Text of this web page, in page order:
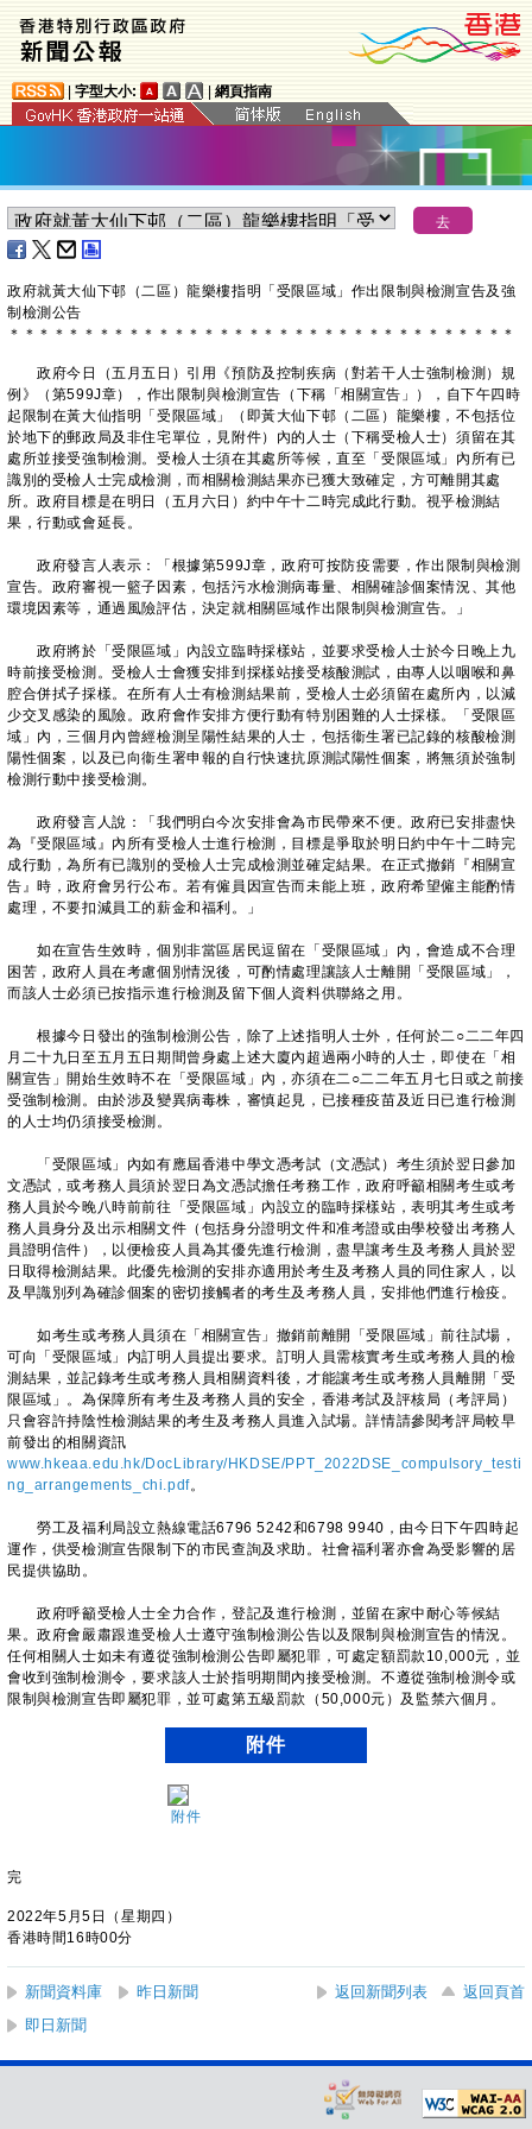
字型大小: 網頁指南
政府就黃大仙下邨（二區）龍樂樓指明「受限區域」作出限制與檢測宣告及強
制檢測公告
＊ ＊ ＊ ＊ ＊ ＊ ＊ ＊ ＊ ＊ ＊ ＊ ＊ ＊ ＊ ＊ ＊ ＊ ＊ ＊ ＊ ＊ ＊ ＊ ＊ ＊ ＊ ＊ ＊ ＊ ＊ ＊ ＊ ＊
​政府今日（五月五日）引用《預防及控制疾病（對若干人士強制檢測）規
例》（第599J章），作出限制與檢測宣告（下稱「相關宣告」），自下午四時
起限制在黃大仙指明「受限區域」（即黃大仙下邨（二區）龍樂樓，不包括位
於地下的郵政局及非住宅單位，見附件）內的人士（下稱受檢人士）須留在其
處所並接受強制檢測。受檢人士須在其處所等候，直至「受限區域」內所有已
識別的受檢人士完成檢測，而相關檢測結果亦已獲大致確定，方可離開其處
所。政府目標是在明日（五月六日）約中午十二時完成此行動。視乎檢測結
果，行動或會延長。
政府發言人表示：「根據第599J章，政府可按防疫需要，作出限制與檢測
宣告。政府審視一籃子因素，包括污水檢測病毒量、相關確診個案情況、其他
環境因素等，通過風險評估，決定就相關區域作出限制與檢測宣告。」
政府將於「受限區域」內設立臨時採樣站，並要求受檢人士於今日晚上九
時前接受檢測。受檢人士會獲安排到採樣站接受核酸測試，由專人以咽喉和鼻
腔合併拭子採樣。在所有人士有檢測結果前，受檢人士必須留在處所內，以減
少交叉感染的風險。政府會作安排方便行動有特別困難的人士採樣。「受限區
域」內，三個月內曾經檢測呈陽性結果的人士，包括衞生署已記錄的核酸檢測
陽性個案，以及已向衞生署申報的自行快速抗原測試陽性個案，將無須於強制
檢測行動中接受檢測。
政府發言人說：「我們明白今次安排會為市民帶來不便。政府已安排盡快
為『受限區域』內所有受檢人士進行檢測，目標是爭取於明日約中午十二時完
成行動，為所有已識別的受檢人士完成檢測並確定結果。在正式撤銷『相關宣
告』時，政府會另行公布。若有僱員因宣告而未能上班，政府希望僱主能酌情
處理，不要扣減員工的薪金和福利。」
如在宣告生效時，個別非當區居民逗留在「受限區域」內，會造成不合理
困苦，政府人員在考慮個別情況後，可酌情處理讓該人士離開「受限區域」，
而該人士必須已按指示進行檢測及留下個人資料供聯絡之用。
根據今日發出的強制檢測公告，除了上述指明人士外，任何於二○二二年四
月二十九日至五月五日期間曾身處上述大廈內超過兩小時的人士，即使在「相
關宣告」開始生效時不在「受限區域」內，亦須在二○二二年五月七日或之前接
受強制檢測。由於涉及變異病毒株，審慎起見，已接種疫苗及近日已進行檢測
的人士均仍須接受檢測。
「受限區域」內如有應屆香港中學文憑考試（文憑試）考生須於翌日參加
文憑試，或考務人員須於翌日為文憑試擔任考務工作，政府呼籲相關考生或考
務人員於今晚八時前前往「受限區域」內設立的臨時採樣站，表明其考生或考
務人員身分及出示相關文件（包括身分證明文件和准考證或由學校發出考務人
員證明信件），以便檢疫人員為其優先進行檢測，盡早讓考生及考務人員於翌
日取得檢測結果。此優先檢測的安排亦適用於考生及考務人員的同住家人，以
及早識別列為確診個案的密切接觸者的考生及考務人員，安排他們進行檢疫。
如考生或考務人員須在「相關宣告」撤銷前離開「受限區域」前往試場，
可向「受限區域」内訂明人員提出要求。訂明人員需核實考生或考務人員的檢
測結果，並記錄考生或考務人員相關資料後，才能讓考生或考務人員離開「受
限區域」。為保障所有考生及考務人員的安全，香港考試及評核局（考評局）
只會容許持陰性檢測結果的考生及考務人員進入試場。詳情請參閱考評局較早
前發出的相關資訊
www.hkeaa.edu.hk/DocLibrary/HKDSE/PPT_2022DSE_compulsory_testi
ng_arrangements_chi.pdf。
勞工及福利局設立熱線電話6796 5242和6798 9940，由今日下午四時起
運作，供受檢測宣告限制下的市民查詢及求助。社會福利署亦會為受影響的居
民提供協助。
政府呼籲受檢人士全力合作，登記及進行檢測，並留在家中耐心等候結
果。政府會嚴肅跟進受檢人士遵守強制檢測公告以及限制與檢測宣告的情況。
任何相關人士如未有遵從強制檢測公告即屬犯罪，可處定額罰款10,000元，並
會收到強制檢測令，要求該人士於指明期間內接受檢測。不遵從強制檢測令或
限制與檢測宣告即屬犯罪，並可處第五級罰款（50,000元）及監禁六個月。
附件
附件
完
2022年5月5日（星期四）
香港時間16時00分
新聞資料庫 昨日新聞 返回新聞列表
返回頁首
即日新聞